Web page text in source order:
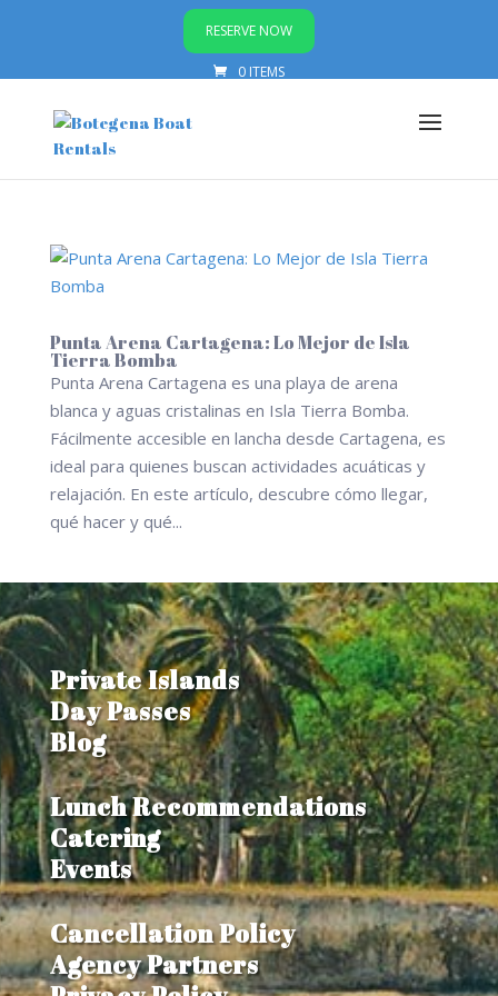
RESERVE NOW
0 ITEMS
Punta Arena Cartagena: Lo Mejor de Isla
Tierra Bomba
Punta Arena Cartagena es una playa de arena
blanca y aguas cristalinas en Isla Tierra Bomba.
Fácilmente accesible en lancha desde Cartagena, es
ideal para quienes buscan actividades acuáticas y
relajación. En este artículo, descubre cómo llegar,
qué hacer y qué...
Private Islands
Day Passes
Blog
Lunch Recommendations
Catering
Events
Cancellation Policy
Agency Partners